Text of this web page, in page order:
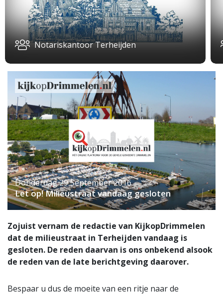
Notariskantoor Terheijden
Donderdag 29 September 2016
Let op! Milieustraat vandaag gesloten
Zojuist vernam de redactie van KijkopDrimmelen
dat de milieustraat in Terheijden vandaag is
gesloten. De reden daarvan is ons onbekend alsook
de reden van de late berichtgeving daarover.
Bespaar u dus de moeite van een ritje naar de